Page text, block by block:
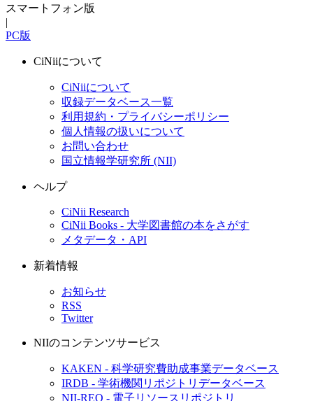
スマートフォン版
|
PC版
CiNiiについて
CiNiiについて
収録データベース一覧
利用規約・プライバシーポリシー
個人情報の扱いについて
お問い合わせ
国立情報学研究所 (NII)
ヘルプ
CiNii Research
CiNii Books - 大学図書館の本をさがす
メタデータ・API
新着情報
お知らせ
RSS
Twitter
NIIのコンテンツサービス
KAKEN - 科学研究費助成事業データベース
IRDB - 学術機関リポジトリデータベース
NII-REO - 電子リソースリポジトリ